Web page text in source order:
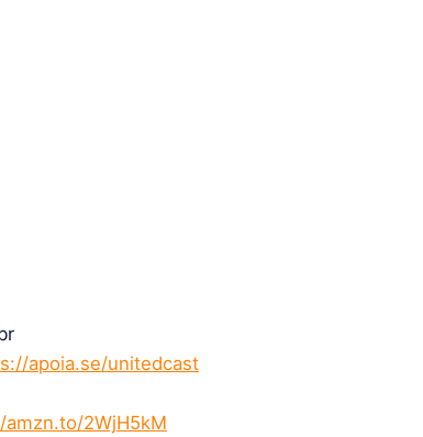
apoia.se/unitedcast
2WjH5kM